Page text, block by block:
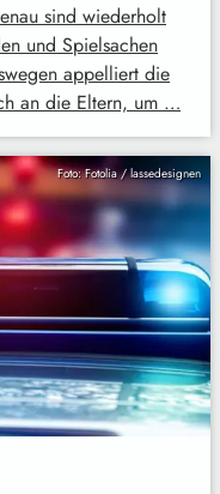
sind wiederholt
und Spielsachen
appelliert die
an die Eltern, um …
Foto: Fotolia / lassedesignen